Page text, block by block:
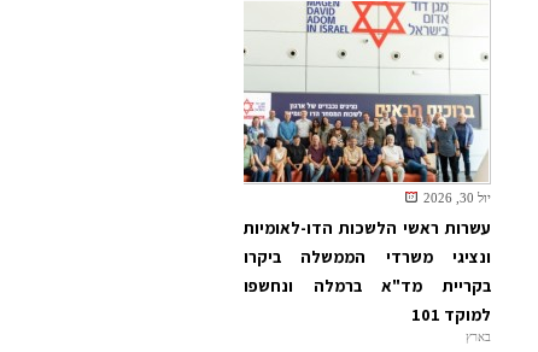
יול 30, 2026
עשרות ראשי הלשכות הדו-לאומיות
ונציגי משרדי הממשלה ביקרו
בקריית מד"א ברמלה ונחשפו
למוקד 101
בארץ